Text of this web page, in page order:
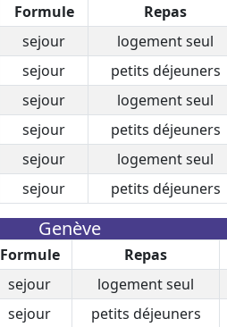
Formule Repas
sejour logement seul
sejour petits déjeuners
sejour logement seul
sejour petits déjeuners
sejour logement seul
sejour petits déjeuners
Genève
Formule Repas
sejour logement seul
sejour petits déjeuners